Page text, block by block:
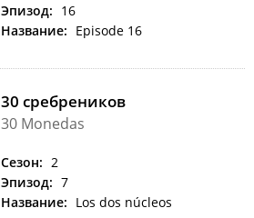
Эпизод: 16
Название: Episode 16
30 сребреников
30 Monedas
Сезон: 2
Эпизод: 7
Название: Los dos núcleos